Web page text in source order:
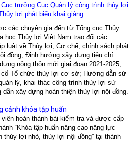
trưởng Cục Quản lý công trình thủy lợi
lợi phát biểu khai giảng
các chuyên gia đến từ Tổng cục Thủy
học Thủy lợi Việt Nam trao đổi các
luật về Thủy lợi; Cơ chế, chính sách phát
đồng; Định hướng xây dựng tiêu chí
nông thôn mới giai đoạn 2021-2025;
cố Tổ chức thủy lợi cơ sở; Hướng dẫn sử
lý, khai thác công trình thủy lợi sử
xây dựng hoàn thiện thủy lợi nội đồng.
cảnh khóa tập huấn
hoàn thành bài kiểm tra và được cấp
“Khóa tập huấn nâng cao năng lực
thủy lợi nhỏ, thủy lợi nội đồng” tại thành